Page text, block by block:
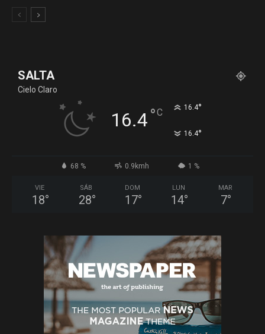
SALTA
Cielo Claro
16.4°C 16.4°
16.4°
68 % 0.9kmh 1 %
VIE
18°
SÁB
28°
DOM
17°
LUN
14°
MAR
7°